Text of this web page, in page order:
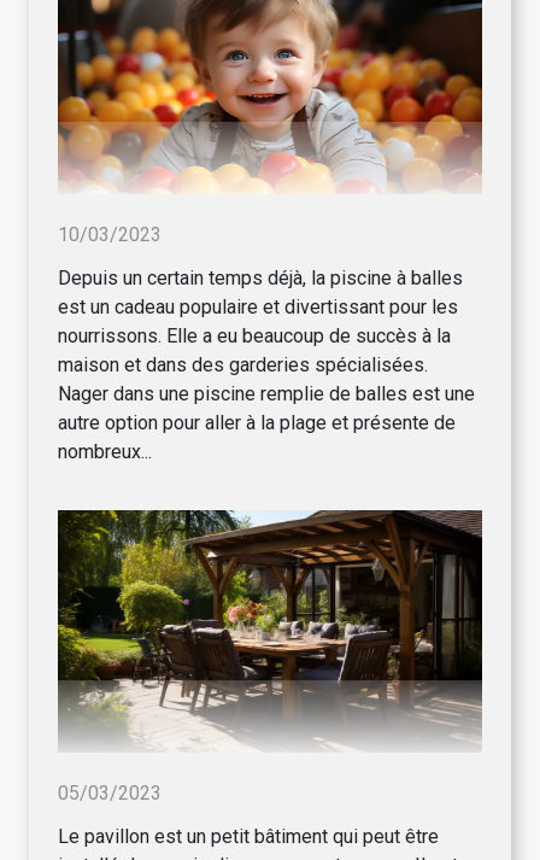
10/03/2023
Depuis un certain temps déjà, la piscine à balles
est un cadeau populaire et divertissant pour les
nourrissons. Elle a eu beaucoup de succès à la
maison et dans des garderies spécialisées.
Nager dans une piscine remplie de balles est une
autre option pour aller à la plage et présente de
nombreux...
05/03/2023
Le pavillon est un petit bâtiment qui peut être